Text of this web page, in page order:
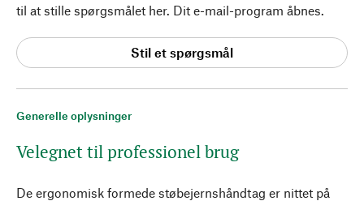
Generelle oplysninger
Velegnet til professionel brug
De ergonomisk formede støbejernshåndtag er nittet på
til at stille spørgsmålet her. Dit e-mail-program åbnes.
Stil et spørgsmål